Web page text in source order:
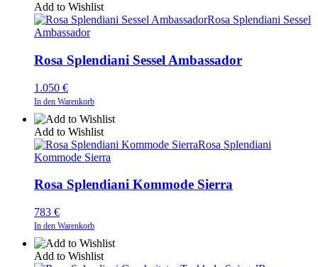
Add to Wishlist
Rosa Splendiani Sessel
Ambassador
Rosa Splendiani Sessel Ambassador
1.050 €
In den Warenkorb
Add to Wishlist
Rosa Splendiani
Kommode Sierra
Rosa Splendiani Kommode Sierra
783 €
In den Warenkorb
Add to Wishlist